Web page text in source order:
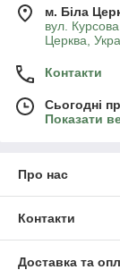
м. Біла
вул.
Церква,
Контакти
Сьогодні
Показати
Про нас
Контакти
Доставка та